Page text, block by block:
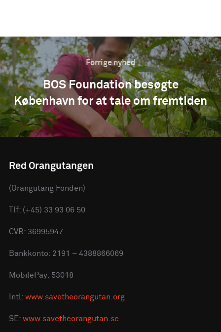
Forrige nyhed
BOS Foundation besøgte
København for at tale om fremtiden
Red Orangutangen
(Orangutang Fonden)
Tlf: (+45) 33 93 06 50
CVR: 36995947
Bankkonto: 2191 – 4388866069
MobilePay: 53018
Intl: www.savetheorangutan.org
SE: www.savetheorangutan.se